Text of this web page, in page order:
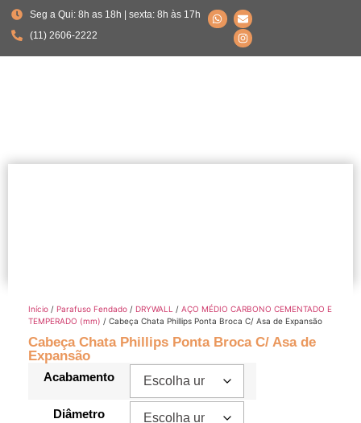
Seg a Qui: 8h as 18h | sexta: 8h às 17h
(11) 2606-2222
Início / Parafuso Fendado / DRYWALL / AÇO MÉDIO CARBONO CEMENTADO E
TEMPERADO (mm) / Cabeça Chata Phillips Ponta Broca C/ Asa de Expansão
Cabeça Chata Phillips Ponta Broca C/ Asa de
Expansão
Acabamento
Diâmetro